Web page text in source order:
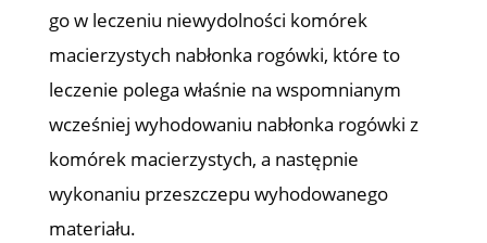
go w leczeniu niewydolności komórek
macierzystych nabłonka rogówki, które to
leczenie polega właśnie na wspomnianym
wcześniej wyhodowaniu nabłonka rogówki z
komórek macierzystych, a następnie
wykonaniu przeszczepu wyhodowanego
materiału.